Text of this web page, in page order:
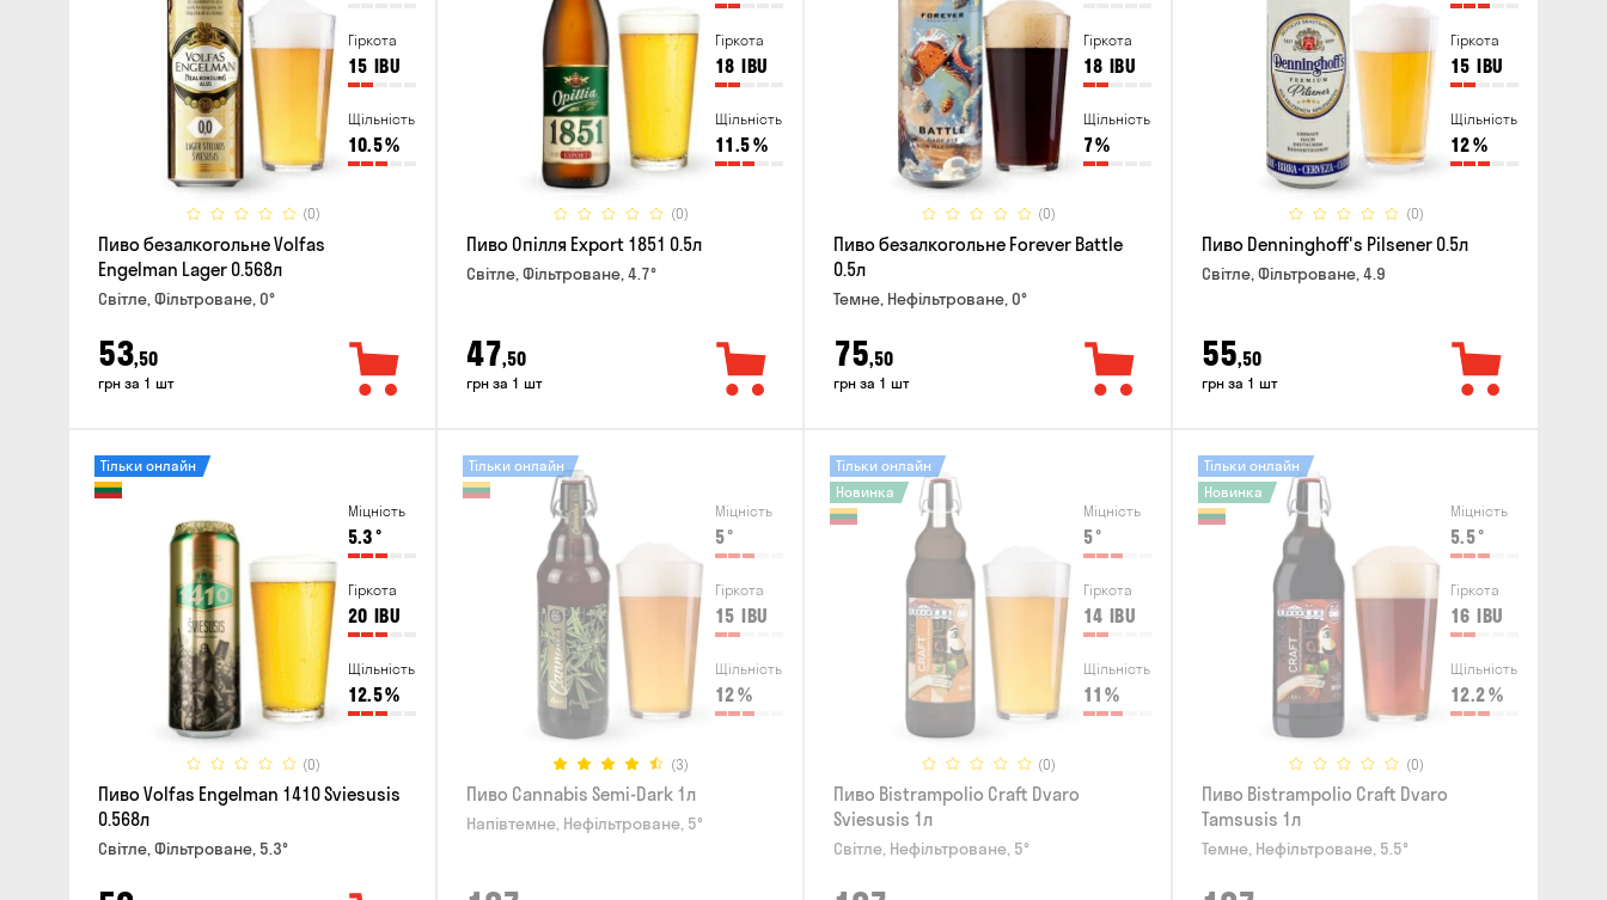
Гіркота
15 IBU
Щільність
10.5%
(0)
Пиво безалкогольне Volfas
Engelman Lager 0.568л
Світле, Фільтроване, 0°
53,50
грн за 1 шт
Гіркота
18 IBU
Щільність
11.5%
(0)
Пиво Опілля Export 1851 0.5л
Світле, Фільтроване, 4.7°
47,50
грн за 1 шт
Гіркота
18 IBU
Щільність
7%
(0)
Пиво безалкогольне Forever Battle
0.5л
Темне, Нефільтроване, 0°
75,50
грн за 1 шт
Гіркота
15 IBU
Щільність
12%
(0)
Пиво Denninghoff's Pilsener 0.5л
Світле, Фільтроване, 4.9
55,50
грн за 1 шт
Міцність
5.3°
Гіркота
20 IBU
Щільність
12.5%
(0)
Тільки онлайн
Пиво Volfas Engelman 1410 Sviesusis
0.568л
Світле, Фільтроване, 5.3°
Міцність
5°
Гіркота
15 IBU
Щільність
12%
(3)
Тільки онлайн
Пиво Cannabis Semi-Dark 1л
Напівтемне, Нефільтроване, 5°
Міцність
5°
Гіркота
14 IBU
Щільність
11 %
(0)
Тільки онлайн
Новинка
Пиво Bistrampolio Craft Dvaro
Sviesusis 1л
Світле, Нефільтроване, 5°
Міцність
5.5°
Гіркота
16 IBU
Щільність
12.2%
(0)
Тільки онлайн
Новинка
Пиво Bistrampolio Craft Dvaro
Tamsusis 1л
Темне, Нефільтроване, 5.5°